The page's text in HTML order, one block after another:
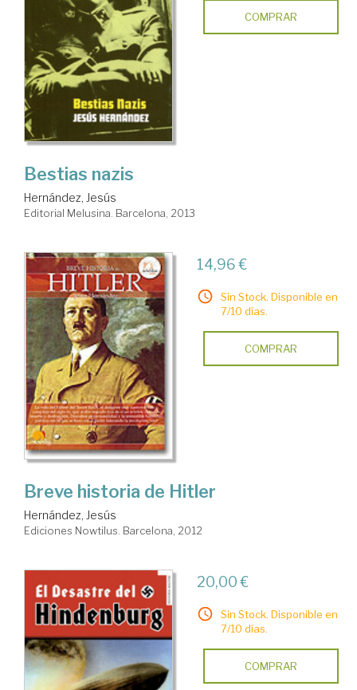
COMPRAR
Bestias nazis
Hernández, Jesús
Editorial Melusina. Barcelona, 2013
14,96 €
Sin Stock. Disponible en
7/10 días.
COMPRAR
Breve historia de Hitler
Hernández, Jesús
Ediciones Nowtilus. Barcelona, 2012
20,00 €
Sin Stock. Disponible en
7/10 días.
COMPRAR